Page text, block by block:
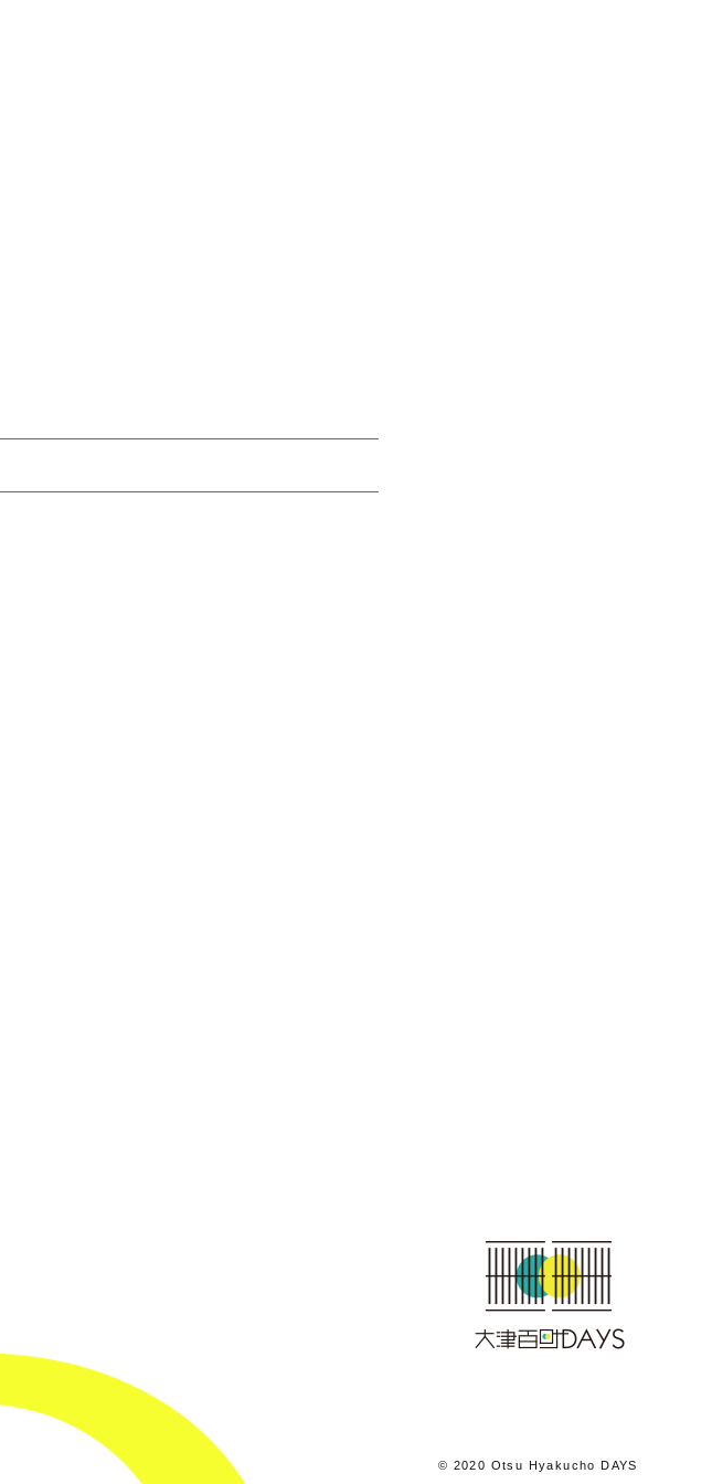
© 2020 Otsu Hyakucho DAYS